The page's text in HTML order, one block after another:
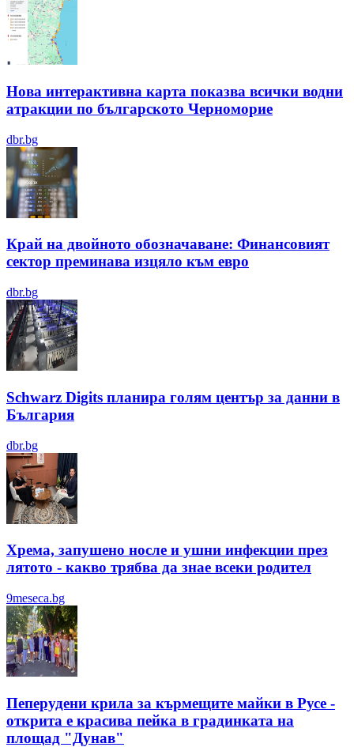
Нова интерактивна карта показва всички водни
атракции по българското Черноморие
dbr.bg
Край на двойното обозначаване: Финансовият
сектор преминава изцяло към евро
dbr.bg
Schwarz Digits планира голям център за данни в
България
dbr.bg
Хрема, запушено носле и ушни инфекции през
лятотo - какво трябва да знае всеки родител
9meseca.bg
Пеперудени крила за кърмещите майки в Русе -
открита е красива пейка в градинката на
площад "Дунав"